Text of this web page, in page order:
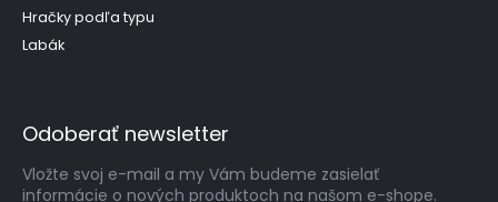
Hračky podľa typu
Labák
Odoberať newsletter
Vložte svoj e-mail a my Vám budeme zasielať
informácie o nových produktoch na našom e-shope.